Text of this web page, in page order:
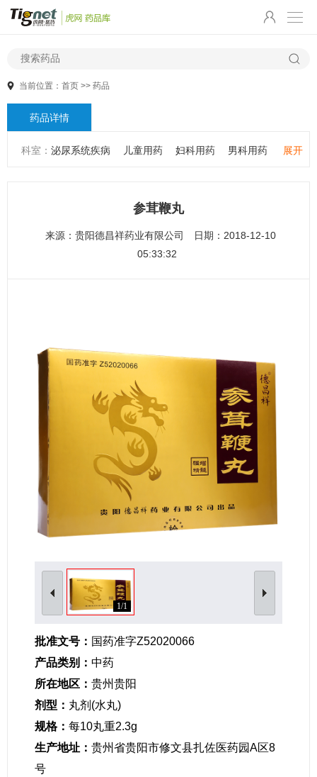
当前位置： 首页 >> 药品
药品详情
展开
科室： 泌尿系统疾病 儿童用药 妇科用药 男科用药
心血管系统疾病 精神心理疾病
性传播疾病
参茸鞭丸
来源： 贵阳德昌祥药业有限公司
日期：2018-12-10
05:33:32
1/1
批准文号： 国药准字Z52020066
产品类别： 中药
所在地区： 贵州贵阳
剂型： 丸剂(水丸)
规格： 每10丸重2.3g
生产地址： 贵州省贵阳市修文县扎佐医药园A区8
号